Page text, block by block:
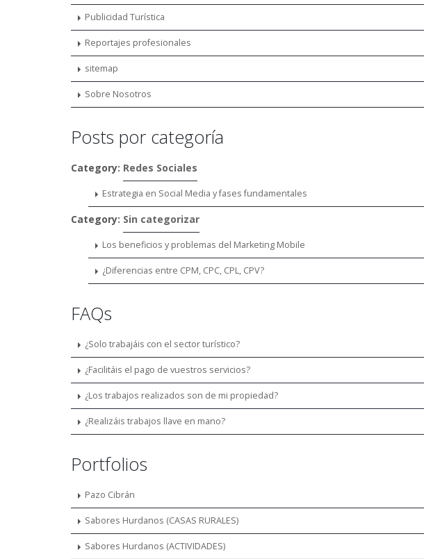
Publicidad Turística
Reportajes profesionales
sitemap
Sobre Nosotros
Posts por categoría
Category: Redes Sociales
Estrategia en Social Media y fases fundamentales
Category: Sin categorizar
Los beneficios y problemas del Marketing Mobile
¿Diferencias entre CPM, CPC, CPL, CPV?
FAQs
¿Solo trabajáis con el sector turístico?
¿Facilitáis el pago de vuestros servicios?
¿Los trabajos realizados son de mi propiedad?
¿Realizáis trabajos llave en mano?
Portfolios
Pazo Cibrán
Sabores Hurdanos (CASAS RURALES)
Sabores Hurdanos (ACTIVIDADES)